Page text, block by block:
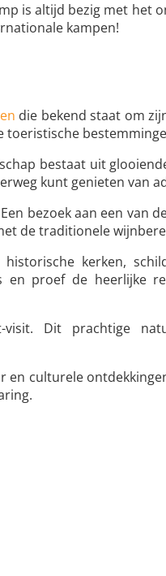
is altijd bezig met het
kampen!
die bekend staat om
toeristische
bestaat uit
kunt genieten van
bezoek aan een van
de traditionele
kerken,
en proef de heerlijke
Dit prachtige
culturele